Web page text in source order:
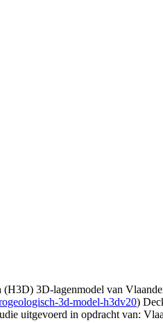
3D-lagenmodel van
3d-model-h3dv20)
uitgevoerd in opdracht van: